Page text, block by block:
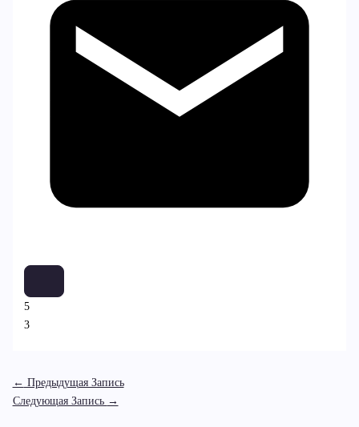
5
3
← Предыдущая Запись
Следующая Запись →